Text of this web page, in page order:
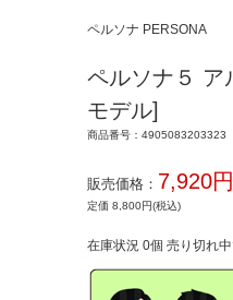
ペルソナ PERSONA
ペルソナ５
モデル]
商品番号：4905083203323
販売価格： 7,920
定価 8,800円(税込)
在庫状況 0個 売り切れ